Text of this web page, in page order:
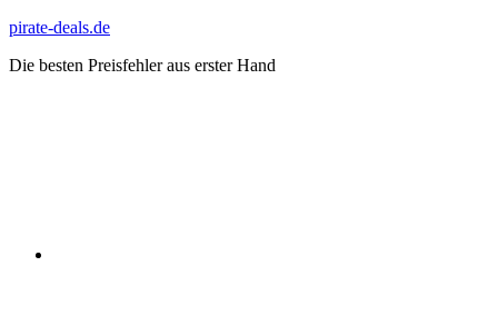
Zum
springen
pirate-deals.de
Die besten Preisfehler aus erster Hand